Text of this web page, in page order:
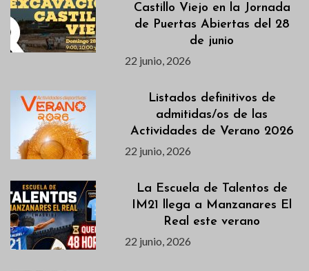
Castillo Viejo en la Jornada
de Puertas Abiertas del 28
de junio
22 junio, 2026
Listados definitivos de
admitidas/os de las
Actividades de Verano 2026
22 junio, 2026
La Escuela de Talentos de
IM21 llega a Manzanares El
Real este verano
22 junio, 2026